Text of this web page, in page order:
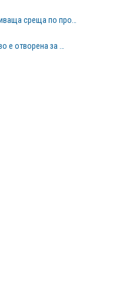
среща по про…
е отворена за …